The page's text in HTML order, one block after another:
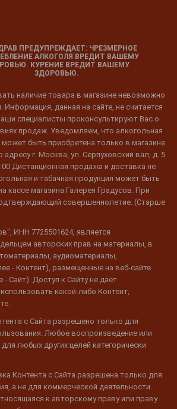
ПРЕДУПРЕЖДАЕТ: ЧРЕЗМЕРНОЕ
АЛКОГОЛЯ ВРЕДИТ ВАШЕМУ
КУРЕНИЕ ВРЕДИТ ВАШЕМУ
ЗДОРОВЬЮ.
наличие товара в магазине невозможно
Информация, данная на сайте, не считается
специалисты проконсультируют Вас о
продаж. Уведомляем, что алкогольная
может быть приобретена только в магазине
адресу г. Москва, ул. Серпуховский вал, д. 5
Дистанционная продажа и доставка не
и табачная продукция может быть
кассе магазина Галерея Градусов. При
совершеннолетие. (Старше
ИНН 7725501624, является
авторских прав на материалы, в
аудиоматериалы,
- Контент), размещенные на веб-сайте
- Сайт). Доступ к Сайту не дает
какой-либо Контент,
с Сайта разрешено только для
Любое воспроизведение или
любых других целей категорически
Контента с Сайта разрешена только для
а не для коммерческой деятельности.
к авторскому праву или праву